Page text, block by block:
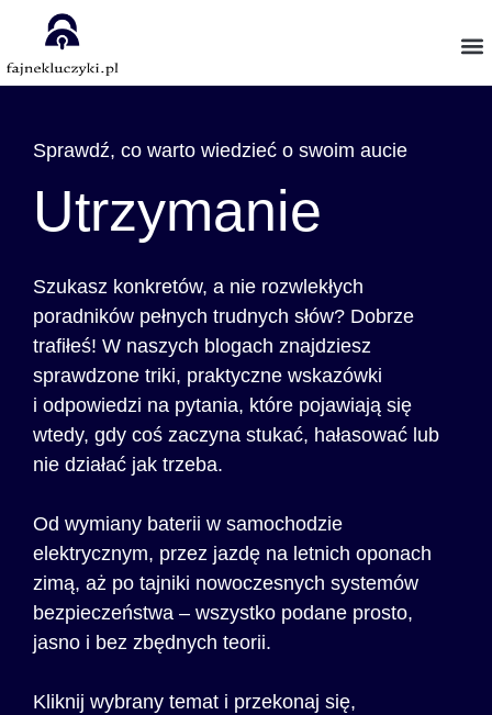
Sprawdź, co warto wiedzieć o swoim aucie
Utrzymanie
Szukasz konkretów, a nie rozwlekłych
poradników pełnych trudnych słów? Dobrze
trafiłeś! W naszych blogach znajdziesz
sprawdzone triki, praktyczne wskazówki
i odpowiedzi na pytania, które pojawiają się
wtedy, gdy coś zaczyna stukać, hałasować lub
nie działać jak trzeba.
Od wymiany baterii w samochodzie
elektrycznym, przez jazdę na letnich oponach
zimą, aż po tajniki nowoczesnych systemów
bezpieczeństwa – wszystko podane prosto,
jasno i bez zbędnych teorii.
Kliknij wybrany temat i przekonaj się,